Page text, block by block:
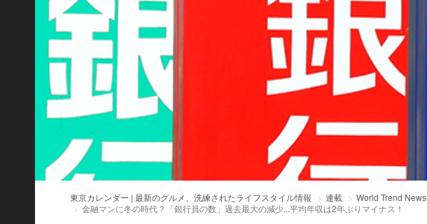
東京カレンダー | 最新のグルメ、洗練されたライフスタイル情報 連載
World Trend News
金融マンに冬の時代？「銀行員の数」過去最大の減少...平均年収は2年ぶりマイナス！